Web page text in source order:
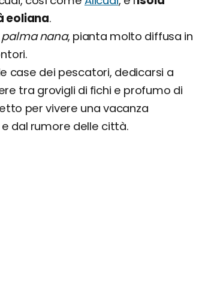
consigli
eoliana.
palma nana, pianta molto diffusa in
case dei pescatori, dedicarsi a
tra grovigli di fichi e profumo di
per vivere una vacanza
dal rumore delle città.